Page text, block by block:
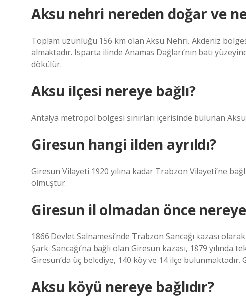
Aksu nehri nereden doğar ve
Toplam uzunluğu 156 km olan Aksu Nehri, Akdeniz
almaktadır. Isparta ilinde Anamas Dağları’nın batı
dökülür.
Aksu ilçesi nereye bağlı?
Antalya metropol bölgesi sınırları içerisinde bulunan Aksu
Giresun hangi ilden ayrıldı?
Giresun Vilayeti 1920 yılına kadar Trabzon Vilayeti’ne
olmuştur.
Giresun il olmadan önce nereye
1866 Devlet Salnamesi’nde Trabzon Sancağı kazası
Şarki Sancağı’na bağlı olan Giresun kazası, 1879 yılında
Giresun’da üç belediye, 140 köy ve 14 ilçe bulunmaktadır.
Aksu köyü nereye bağlıdır?